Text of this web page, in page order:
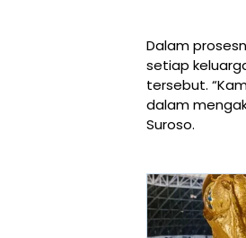
Dalam
setiap
tersebut.
dalam
Suroso.